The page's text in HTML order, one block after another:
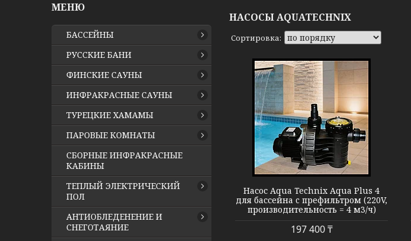
НАСОСЫ AQUATECHNIX
Насос Aqua Plus 4
Насос Aqua Technix Aqua Plus 4
для бассейна c префильтром (220V,
производительность = 4 м3/ч)
197 400 ₸
Насос Aqua Plus 6
БАССЕЙНЫ
РУССКИЕ БАНИ
ФИНСКИЕ САУНЫ
ИНФРАКРАСНЫЕ САУНЫ
ТУРЕЦКИЕ ХАМАМЫ
ПАРОВЫЕ КОМНАТЫ
СБОРНЫЕ ИНФРАКРАСНЫЕ
КАБИНЫ
ТЕПЛЫЙ ЭЛЕКТРИЧЕСКИЙ
ПОЛ
АНТИОБЛЕДЕНЕНИЕ И
СНЕГОТАЯНИЕ